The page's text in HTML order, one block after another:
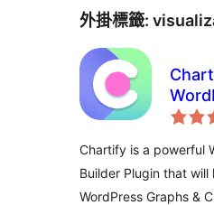
外掛標籤:
Chartify is a powerful
Builder Plugin that
WordPress Graphs &